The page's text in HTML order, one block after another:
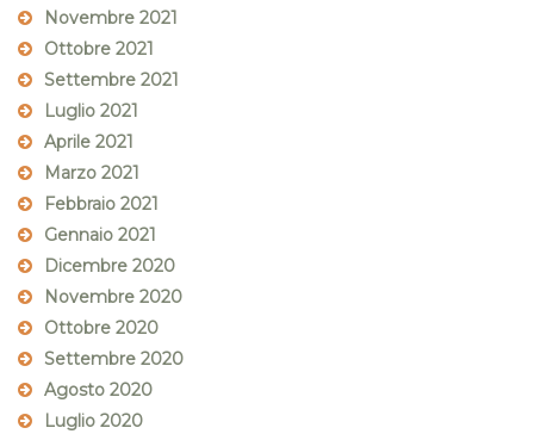
Novembre 2021
Ottobre 2021
Settembre 2021
Luglio 2021
Aprile 2021
Marzo 2021
Febbraio 2021
Gennaio 2021
Dicembre 2020
Novembre 2020
Ottobre 2020
Settembre 2020
Agosto 2020
Luglio 2020